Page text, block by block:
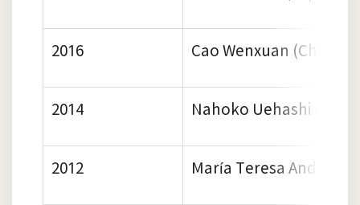
2016 Cao Wenxuan (China)
2014 Nahoko Uehashi
2012 María Teresa